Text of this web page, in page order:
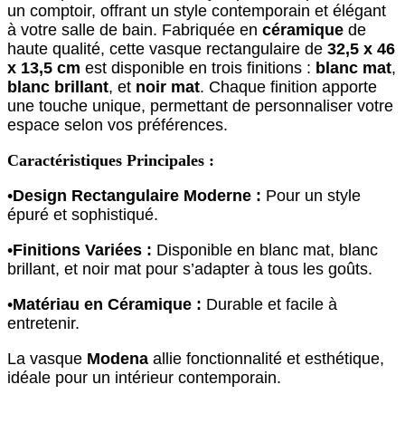
un comptoir, offrant un style contemporain et élégant
à votre salle de bain. Fabriquée en céramique de
haute qualité, cette vasque rectangulaire de 32,5 x 46
x 13,5 cm est disponible en trois finitions : blanc mat,
blanc brillant, et noir mat. Chaque finition apporte
une touche unique, permettant de personnaliser votre
espace selon vos préférences.
Caractéristiques Principales :
•Design Rectangulaire Moderne : Pour un style
épuré et sophistiqué.
•Finitions Variées : Disponible en blanc mat, blanc
brillant, et noir mat pour s’adapter à tous les goûts.
•Matériau en Céramique : Durable et facile à
entretenir.
La vasque Modena allie fonctionnalité et esthétique,
idéale pour un intérieur contemporain.